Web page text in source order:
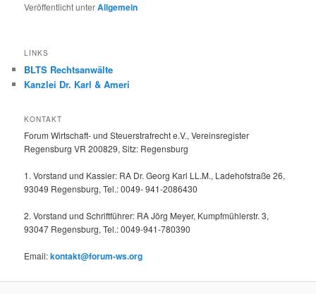
Veröffentlicht unterAllgemein
LINKS
BLTS Rechtsanwälte
Kanzlei Dr. Karl & Ameri
KONTAKT
Forum Wirtschaft- und Steuerstrafrecht e.V., Vereinsregister
Regensburg VR 200829, Sitz: Regensburg
1. Vorstand und Kassier: RA Dr. Georg Karl LL.M., Ladehofstraße 26,
93049 Regensburg, Tel.: 0049- 941-2086430
2. Vorstand und Schriftführer: RA Jörg Meyer, Kumpfmühlerstr. 3,
93047 Regensburg, Tel.: 0049-941-780390
Email:kontakt@forum-ws.org